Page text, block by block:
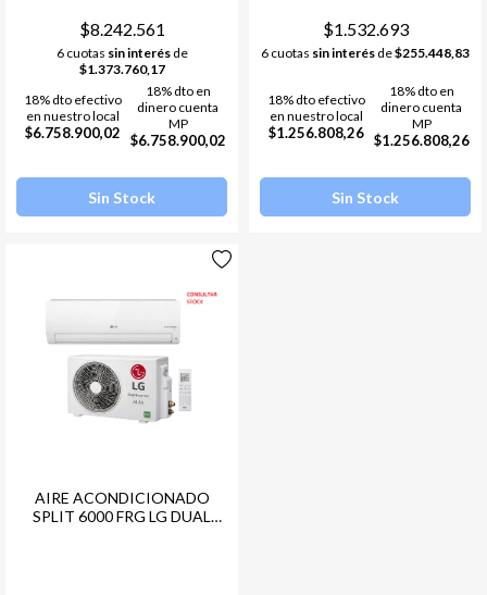
$8.242.561
6 cuotas sin interésde
$1.373.760,17
18% dto efectivo
en nuestro local
$6.758.900,02
18% dto en
dinero cuenta
MP
$6.758.900,02
Sin Stock
$1.532.693
6 cuotas sin interés de$255.448,83
18% dto efectivo
en nuestro local
$1.256.808,26
18% dto en
dinero cuenta
MP
$1.256.808,26
Sin Stock
AIRE ACONDICIONADO
SPLIT 6000 FRG LG DUAL